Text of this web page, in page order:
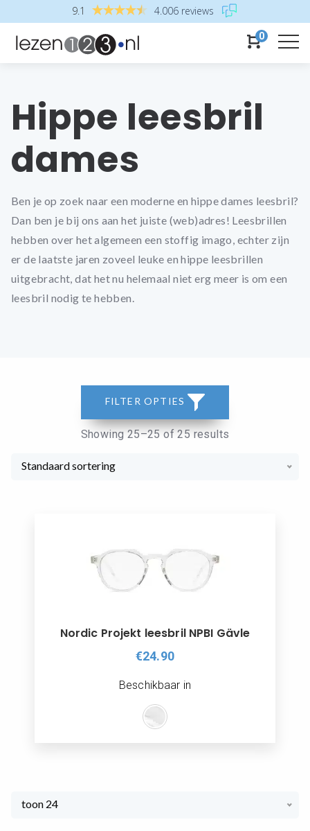
9.1 4.006 reviews
0
Hippe leesbril
dames
Ben je op zoek naar een moderne en hippe dames leesbril?
Dan ben je bij ons aan het juiste (web)adres! Leesbrillen
hebben over het algemeen een stoffig imago, echter zijn
er de laatste jaren zoveel leuke en hippe leesbrillen
uitgebracht, dat het nu helemaal niet erg meer is om een
leesbril nodig te hebben.
FILTER OPTIES
Showing 25–25 of 25 results
Standaard sortering
Nordic Projekt leesbril NPBI Gävle
€24.90
Beschikbaar in
toon 24